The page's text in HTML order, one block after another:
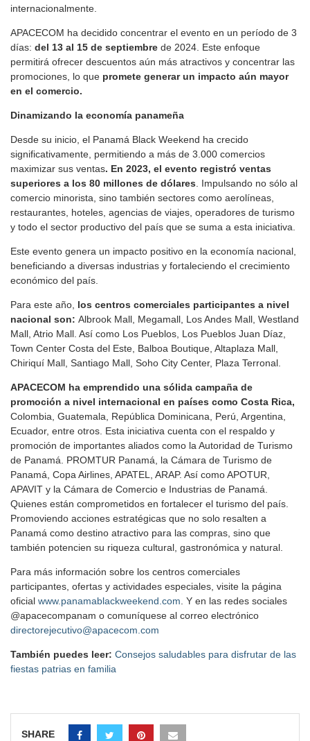
internacionalmente.
APACECOM ha decidido concentrar el evento en un período de 3
días: del 13 al 15 de septiembre de 2024. Este enfoque
permitirá ofrecer descuentos aún más atractivos y concentrar las
promociones, lo que promete generar un impacto aún mayor
en el comercio.
Dinamizando la economía panameña
Desde su inicio, el Panamá Black Weekend ha crecido
significativamente, permitiendo a más de 3.000 comercios
maximizar sus ventas. En 2023, el evento registró ventas
superiores a los 80 millones de dólares . Impulsando no sólo al
comercio minorista, sino también sectores como aerolíneas,
restaurantes, hoteles, agencias de viajes, operadores de turismo
y todo el sector productivo del país que se suma a esta iniciativa.
Este evento genera un impacto positivo en la economía nacional,
beneficiando a diversas industrias y fortaleciendo el crecimiento
económico del país.
Para este año, los centros comerciales participantes a nivel
nacional son: Albrook Mall, Megamall, Los Andes Mall, Westland
Mall, Atrio Mall. Así como Los Pueblos, Los Pueblos Juan Díaz,
Town Center Costa del Este, Balboa Boutique, Altaplaza Mall,
Chiriquí Mall, Santiago Mall, Soho City Center, Plaza Terronal.
APACECOM ha emprendido una sólida campaña de
promoción a nivel internacional en países como Costa Rica,
Colombia, Guatemala, República Dominicana, Perú, Argentina,
Ecuador, entre otros. Esta iniciativa cuenta con el respaldo y
promoción de importantes aliados como la Autoridad de Turismo
de Panamá. PROMTUR Panamá, la Cámara de Turismo de
Panamá, Copa Airlines, APATEL, ARAP. Así como APOTUR,
APAVIT y la Cámara de Comercio e Industrias de Panamá.
Quienes están comprometidos en fortalecer el turismo del país.
Promoviendo acciones estratégicas que no solo resalten a
Panamá como destino atractivo para las compras, sino que
también potencien su riqueza cultural, gastronómica y natural.
Para más información sobre los centros comerciales
participantes, ofertas y actividades especiales, visite la página
oficial www.panamablackweekend.com . Y en las redes sociales
@apacecompanam o comuníquese al correo electrónico
directorejecutivo@apacecom.com
También puedes leer: Consejos saludables para disfrutar de las
fiestas patrias en familia
SHARE